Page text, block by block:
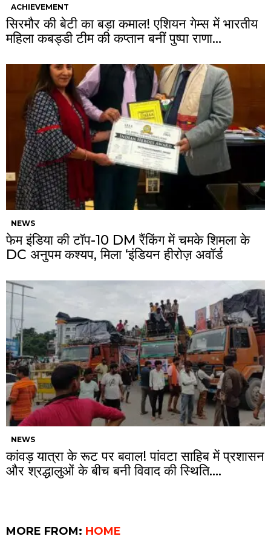
ACHIEVEMENT
सिरमौर की बेटी का बड़ा कमाल! एशियन गेम्स में भारतीय
महिला कबड्डी टीम की कप्तान बनीं पुष्पा राणा…
NEWS
फेम इंडिया की टॉप-10 DM रैंकिंग में चमके शिमला के
DC अनुपम कश्यप, मिला ‘इंडियन हीरोज़ अवॉर्ड
NEWS
कांवड़ यात्रा के रूट पर बवाल! पांवटा साहिब में प्रशासन
और श्रद्धालुओं के बीच बनी विवाद की स्थिति….
MORE FROM: HOME